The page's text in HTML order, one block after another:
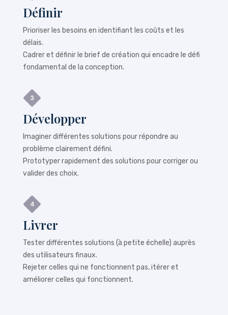
Définir
Prioriser les besoins en identifiant les coûts et les
délais.
Cadrer et définir le brief de création qui encadre le défi
fondamental de la conception.
Développer
Imaginer différentes solutions pour répondre au
problème clairement défini.
Prototyper rapidement des solutions pour corriger ou
valider des choix.
Livrer
Tester différentes solutions (à petite échelle) auprès
des utilisateurs finaux.
Rejeter celles qui ne fonctionnent pas, itérer et
améliorer celles qui fonctionnent.